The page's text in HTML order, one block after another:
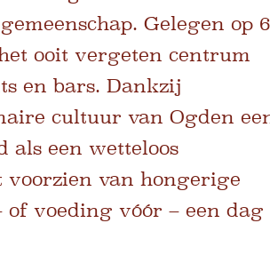
Gelegen op
ooit vergeten centrum
en bars. Dankzij
cultuur van Ogden
als een wetteloos
voorzien van hongerige
voeding vóór – een dag